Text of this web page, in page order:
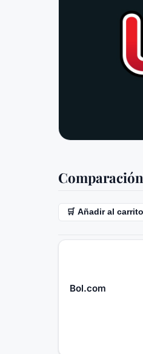
🛒 Añadir al carrito
Bol.com